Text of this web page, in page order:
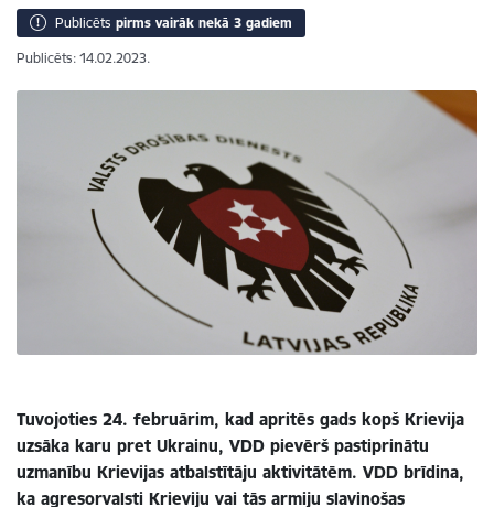
Publicēts pirms vairāk nekā 3 gadiem
Publicēts: 14.02.2023.
Tuvojoties 24. februārim, kad apritēs gads kopš Krievija
uzsāka karu pret Ukrainu, VDD pievērš pastiprinātu
uzmanību Krievijas atbalstītāju aktivitātēm. VDD brīdina,
ka agresorvalsti Krieviju vai tās armiju slavinošas